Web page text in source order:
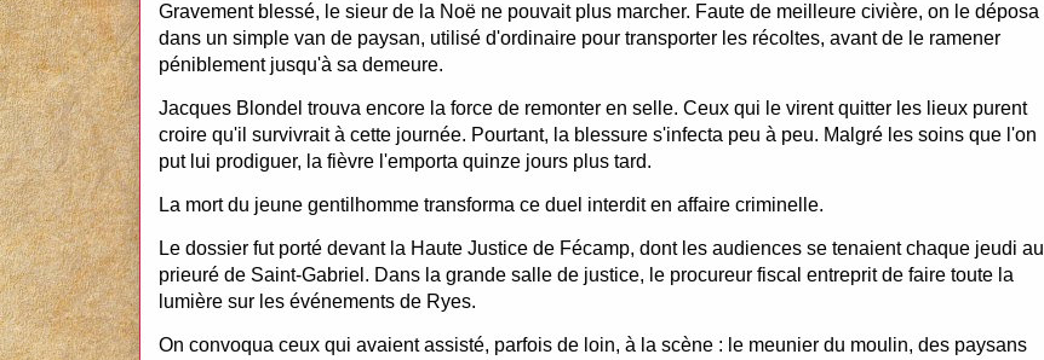
Gravement blessé, le sieur de la Noë ne pouvait plus marcher. Faute de meilleure civière, on le déposa
dans un simple van de paysan, utilisé d'ordinaire pour transporter les récoltes, avant de le ramener
péniblement jusqu'à sa demeure.
Jacques Blondel trouva encore la force de remonter en selle. Ceux qui le virent quitter les lieux purent
croire qu'il survivrait à cette journée. Pourtant, la blessure s'infecta peu à peu. Malgré les soins que l'on
put lui prodiguer, la fièvre l'emporta quinze jours plus tard.
La mort du jeune gentilhomme transforma ce duel interdit en affaire criminelle.
Le dossier fut porté devant la Haute Justice de Fécamp, dont les audiences se tenaient chaque jeudi au
prieuré de Saint-Gabriel. Dans la grande salle de justice, le procureur fiscal entreprit de faire toute la
lumière sur les événements de Ryes.
On convoqua ceux qui avaient assisté, parfois de loin, à la scène : le meunier du moulin, des paysans